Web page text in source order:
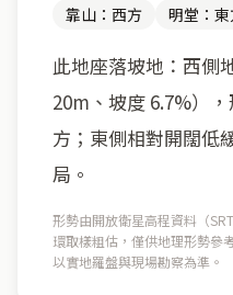
靠山：西方
明堂：
此地座落坡地：西側
20m、坡度 6.7%）
方；東側相對開闊低
局。
形勢由開放衛星高程資料（
環取樣粗估，僅供地理形勢參
以實地羅盤與現場勘察為準。